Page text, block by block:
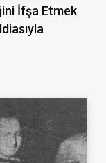
İfşa Etmek